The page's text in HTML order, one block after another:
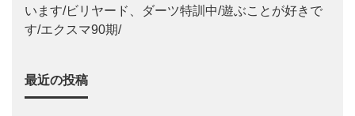
います/ビリヤード、ダーツ特訓中/遊ぶことが好きで
す/エクスマ90期/
最近の投稿